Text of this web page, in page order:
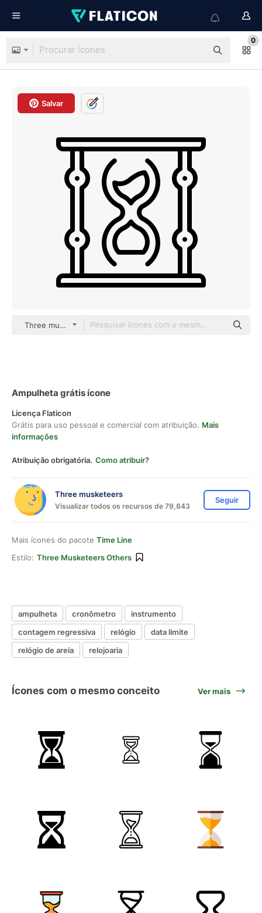
0
Salvar
Three musketeers Others
Ampulheta grátis ícone
Licença Flaticon
Grátis para uso pessoal e comercial com atribuição. Mais
informações
Atribuição obrigatória. Como atribuir?
Three musketeers
Visualizar todos os recursos de 79,843
Seguir
Mais ícones do pacote Time Line
Estilo: Three Musketeers Others
ampulheta cronômetro
instrumento
contagem regressiva
relógio
data limite
relógio de areia
relojoaria
Ícones com o mesmo conceito Ver mais